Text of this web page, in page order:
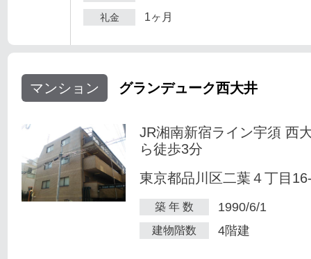
礼金 1ヶ月
マンション グランデューク西大井
JR湘南新宿ライン宇須 西
ら徒歩3分
東京都品川区二葉４丁目
築 年 数 1990/6/1
建物階数 4階建